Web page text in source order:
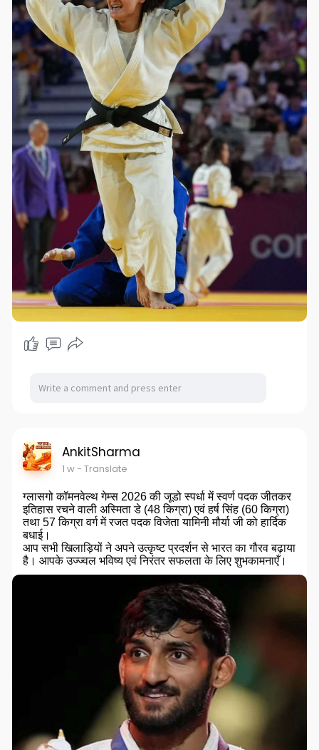
AnkitSharma
1 w- Translate
ग्लासगो कॉमनवेल्थ गेम्स 2026 की जूडो स्पर्धा में स्वर्ण पदक जीतकर
इतिहास रचने वाली अस्मिता डे (48 किग्रा) एवं हर्ष सिंह (60 किग्रा)
तथा 57 किग्रा वर्ग में रजत पदक विजेता यामिनी मौर्या जी को हार्दिक
बधाई।
आप सभी खिलाड़ियों ने अपने उत्कृष्ट प्रदर्शन से भारत का गौरव बढ़ाया
है। आपके उज्ज्वल भविष्य एवं निरंतर सफलता के लिए शुभकामनाएँ।